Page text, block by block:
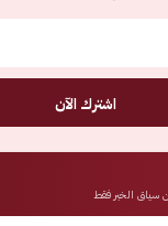
اشترك الآن
الخبر فقط